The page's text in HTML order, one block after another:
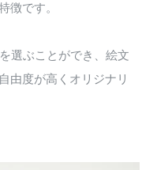
徴です。
選ぶことができ、絵文
由度が高くオリジナリ